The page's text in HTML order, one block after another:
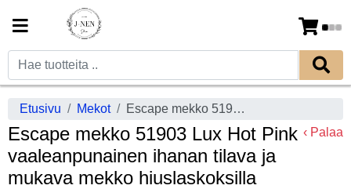
Etusivu Mekot Escape mekko 51903 Lux Hot Pink vaaleanpunainen ihanan tilava ja mukava mekko hiuslaskoksilla
Escape mekko 51903 Lux Hot Pink
vaaleanpunainen ihanan tilava ja
mukava mekko hiuslaskoksilla
‹ Palaa